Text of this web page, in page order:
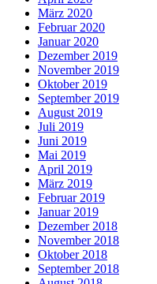
März 2020
Februar 2020
Januar 2020
Dezember 2019
November 2019
Oktober 2019
September 2019
August 2019
Juli 2019
Juni 2019
Mai 2019
April 2019
März 2019
Februar 2019
Januar 2019
Dezember 2018
November 2018
Oktober 2018
September 2018